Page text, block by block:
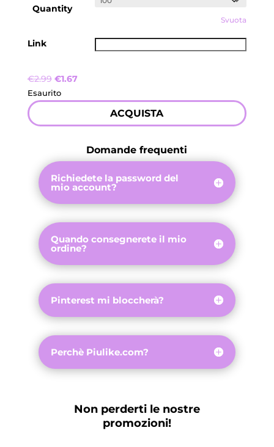
Quantity
Svuota
Link
€2.99 Il
prezzo
€1.67Il
Esaurito
ACQUISTA
Domande frequenti
Richiedete la password del
mio account?
Quando consegnerete il mio
ordine?
Pinterest mi bloccherà?
Perchè Piulike.com?
Non perderti le nostre
promozioni!